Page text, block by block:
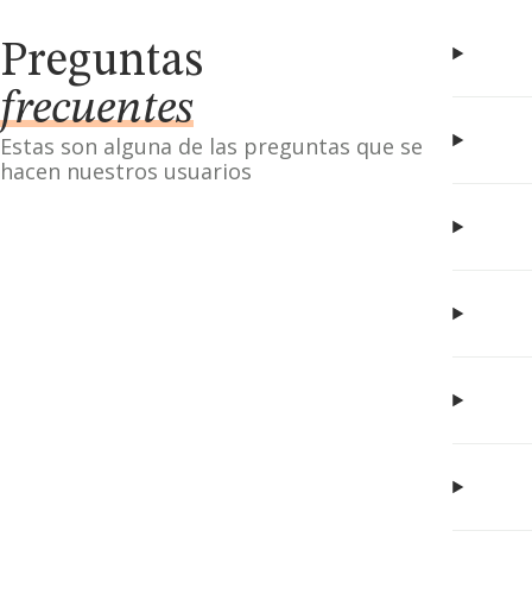
Preguntas
frecuentes
Estas son alguna de las preguntas que se
hacen nuestros usuarios